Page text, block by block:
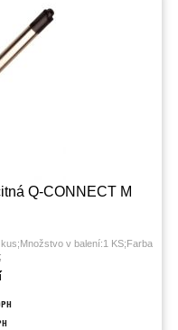
Q-CONNECT M
v balení:1 KS;Farba